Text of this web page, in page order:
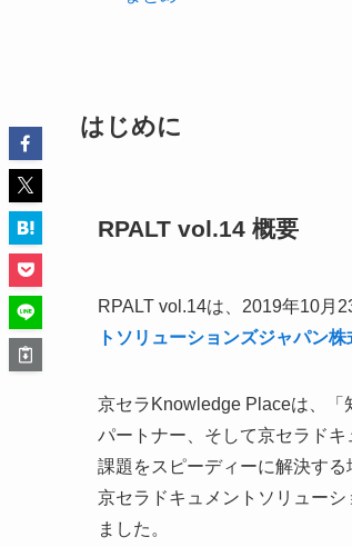
はじめに
RPALT vol.14 概要
RPALT vol.14は、2019年10月
トソリューションズジャパン株
京セラKnowledge Placeは、「
パートナー、そして京セラド
課題をスピーディーに解決する
京セラドキュメントソリュー
ました。